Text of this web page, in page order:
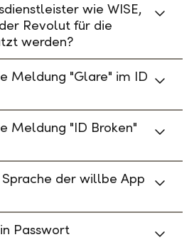
wie WISE,
Revolut für die
werden?
Meldung "Glare" im ID
Meldung "ID Broken"
der willbe App
Passwort